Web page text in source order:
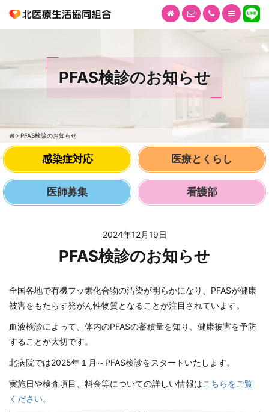
PFAS検診のお知らせ
PFAS検診のお知らせ
感染症対応 医療とくらし
医師募集 看護部
2024年12月19日
PFAS検診のお知らせ
全国各地で有機フッ素化合物の汚染が明らかになり、PFASが健康
被害をもたらす発がん性物質となることが注目されています。
血液検診によって、体内のPFASの蓄積量を知り、健康被害を予防
することが大切です。
北病院では2025年１月～PFAS検診をスタートいたします。
実施日や検査項目、料金等についての詳しい情報はこちらをご覧
ください。